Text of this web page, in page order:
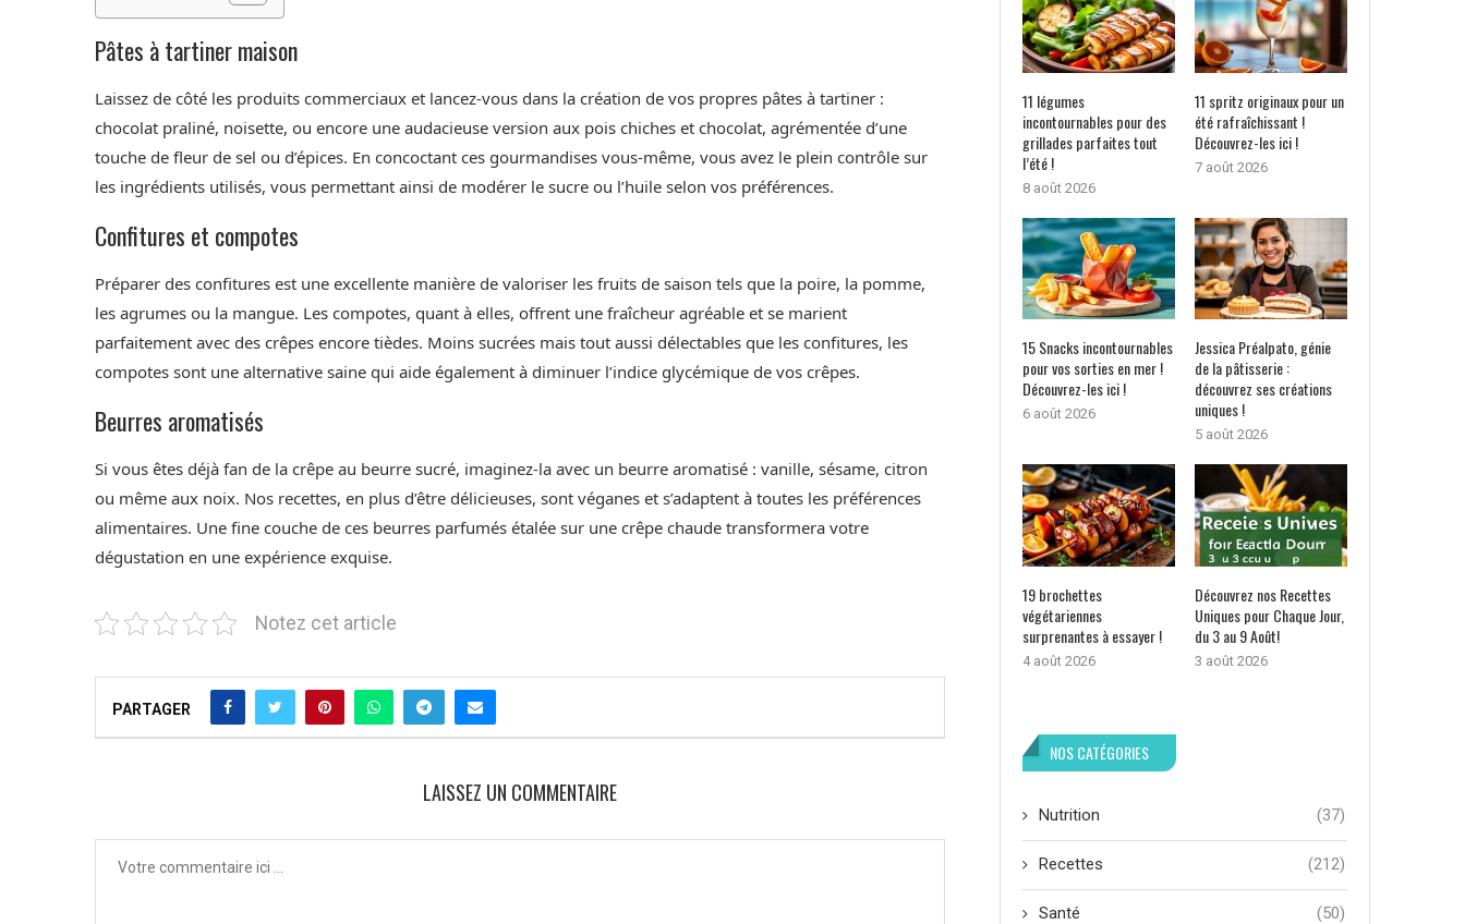
Pâtes à tartiner maison
Laissez de côté les produits commerciaux et lancez-vous dans la création de vos propres pâtes à tartiner :
chocolat praliné, noisette, ou encore une audacieuse version aux pois chiches et chocolat, agrémentée d’une
touche de fleur de sel ou d’épices. En concoctant ces gourmandises vous-même, vous avez le plein contrôle sur
les ingrédients utilisés, vous permettant ainsi de modérer le sucre ou l’huile selon vos préférences.
Confitures et compotes
Préparer des confitures est une excellente manière de valoriser les fruits de saison tels que la poire, la pomme,
les agrumes ou la mangue. Les compotes, quant à elles, offrent une fraîcheur agréable et se marient
parfaitement avec des crêpes encore tièdes. Moins sucrées mais tout aussi délectables que les confitures, les
compotes sont une alternative saine qui aide également à diminuer l’indice glycémique de vos crêpes.
Beurres aromatisés
Si vous êtes déjà fan de la crêpe au beurre sucré, imaginez-la avec un beurre aromatisé : vanille, sésame, citron
ou même aux noix. Nos recettes, en plus d’être délicieuses, sont véganes et s’adaptent à toutes les préférences
alimentaires. Une fine couche de ces beurres parfumés étalée sur une crêpe chaude transformera votre
dégustation en une expérience exquise.
Notez cet article
PARTAGER
LAISSEZ UN COMMENTAIRE
11 légumes
incontournables pour des
grillades parfaites tout
l’été !
8 août 2026
11 spritz originaux pour un
été rafraîchissant !
Découvrez-les ici !
7 août 2026
15 Snacks incontournables
pour vos sorties en mer !
Découvrez-les ici !
6 août 2026
Jessica Préalpato, génie
de la pâtisserie :
découvrez ses créations
uniques !
5 août 2026
19 brochettes
végétariennes
surprenantes à essayer !
4 août 2026
Découvrez nos Recettes
Uniques pour Chaque Jour,
du 3 au 9 Août!
3 août 2026
NOS CATÉGORIES
Nutrition (37)
Recettes (212)
Santé (50)